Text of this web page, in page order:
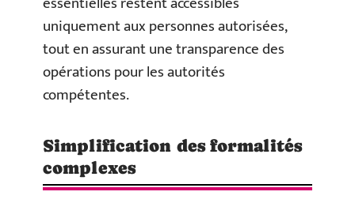
uniquement aux personnes autorisées,
tout en assurant une transparence des
opérations pour les autorités
compétentes.
Simplification des formalités
complexes